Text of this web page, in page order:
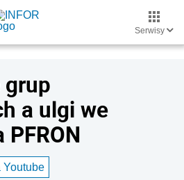
Serwisy
grup
a ulgi we
PFRON
Youtube